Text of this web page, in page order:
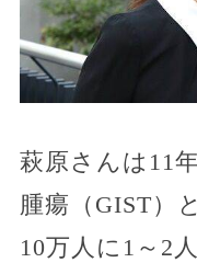
萩原さんは11
腫瘍（GIST）
10万人に1～2